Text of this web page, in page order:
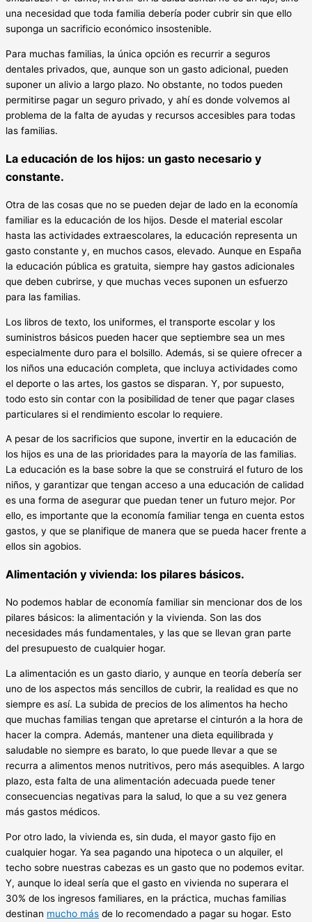
una necesidad que toda familia debería poder cubrir sin que ello
suponga un sacrificio económico insostenible.
Para muchas familias, la única opción es recurrir a seguros
dentales privados, que, aunque son un gasto adicional, pueden
suponer un alivio a largo plazo. No obstante, no todos pueden
permitirse pagar un seguro privado, y ahí es donde volvemos al
problema de la falta de ayudas y recursos accesibles para todas
las familias.
La educación de los hijos: un gasto necesario y
constante.
Otra de las cosas que no se pueden dejar de lado en la economía
familiar es la educación de los hijos. Desde el material escolar
hasta las actividades extraescolares, la educación representa un
gasto constante y, en muchos casos, elevado. Aunque en España
la educación pública es gratuita, siempre hay gastos adicionales
que deben cubrirse, y que muchas veces suponen un esfuerzo
para las familias.
Los libros de texto, los uniformes, el transporte escolar y los
suministros básicos pueden hacer que septiembre sea un mes
especialmente duro para el bolsillo. Además, si se quiere ofrecer a
los niños una educación completa, que incluya actividades como
el deporte o las artes, los gastos se disparan. Y, por supuesto,
todo esto sin contar con la posibilidad de tener que pagar clases
particulares si el rendimiento escolar lo requiere.
A pesar de los sacrificios que supone, invertir en la educación de
los hijos es una de las prioridades para la mayoría de las familias.
La educación es la base sobre la que se construirá el futuro de los
niños, y garantizar que tengan acceso a una educación de calidad
es una forma de asegurar que puedan tener un futuro mejor. Por
ello, es importante que la economía familiar tenga en cuenta estos
gastos, y que se planifique de manera que se pueda hacer frente a
ellos sin agobios.
Alimentación y vivienda: los pilares básicos.
No podemos hablar de economía familiar sin mencionar dos de los
pilares básicos: la alimentación y la vivienda. Son las dos
necesidades más fundamentales, y las que se llevan gran parte
del presupuesto de cualquier hogar.
La alimentación es un gasto diario, y aunque en teoría debería ser
uno de los aspectos más sencillos de cubrir, la realidad es que no
siempre es así. La subida de precios de los alimentos ha hecho
que muchas familias tengan que apretarse el cinturón a la hora de
hacer la compra. Además, mantener una dieta equilibrada y
saludable no siempre es barato, lo que puede llevar a que se
recurra a alimentos menos nutritivos, pero más asequibles. A largo
plazo, esta falta de una alimentación adecuada puede tener
consecuencias negativas para la salud, lo que a su vez genera
más gastos médicos.
Por otro lado, la vivienda es, sin duda, el mayor gasto fijo en
cualquier hogar. Ya sea pagando una hipoteca o un alquiler, el
techo sobre nuestras cabezas es un gasto que no podemos evitar.
Y, aunque lo ideal sería que el gasto en vivienda no superara el
30% de los ingresos familiares, en la práctica, muchas familias
destinan mucho más de lo recomendado a pagar su hogar. Esto